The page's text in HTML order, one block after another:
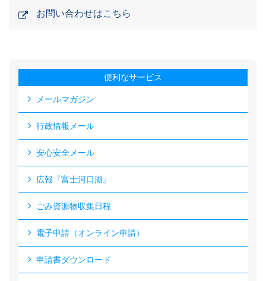
お問い合わせはこちら
便利なサービス
メールマガジン
行政情報メール
安心安全メール
広報『富士河口湖』
ごみ資源物収集日程
電子申請（オンライン申請）
申請書ダウンロード